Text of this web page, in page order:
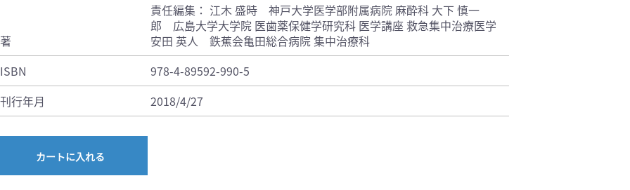
著
責任編集： 江木 盛時 神戸大学医学部附属病院 麻酔科 大下 慎一
郎 広島大学大学院 医歯薬保健学研究科 医学講座 救急集中治療医学
安田 英人 鉄蕉会亀田総合病院 集中治療科
ISBN
978-4-89592-990-5
刊行年月
2018/4/27
カートに入れる